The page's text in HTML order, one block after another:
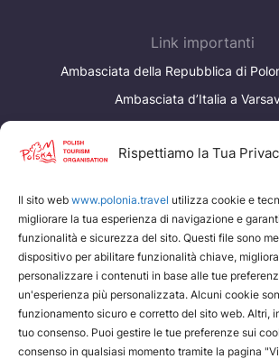
Rispettiamo la Tua
Il sito web www.polonia.travel utilizza cookie e
migliorare la tua esperienza di navigazione e
funzionalità e sicurezza del sito. Questi file sono
dispositivo per abilitare funzionalità chiave,
personalizzare i contenuti in base alle tue
un'esperienza più personalizzata. Alcuni cookie
funzionamento sicuro e corretto del sito web. Altri,
tuo consenso. Puoi gestire le tue preferenze sui
consenso in qualsiasi momento tramite la pagina
Link importanti
Ambasciata della Repubblica di
Ambasciata d’Italia a
I nostri servizi
Polish Tourism